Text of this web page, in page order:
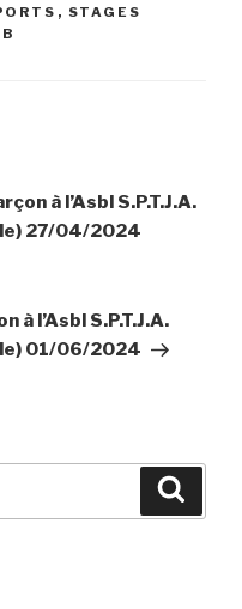
, STAGES
à l’Asbl S.P.T.J.A.
27/04/2024
l’Asbl S.P.T.J.A.
01/06/2024